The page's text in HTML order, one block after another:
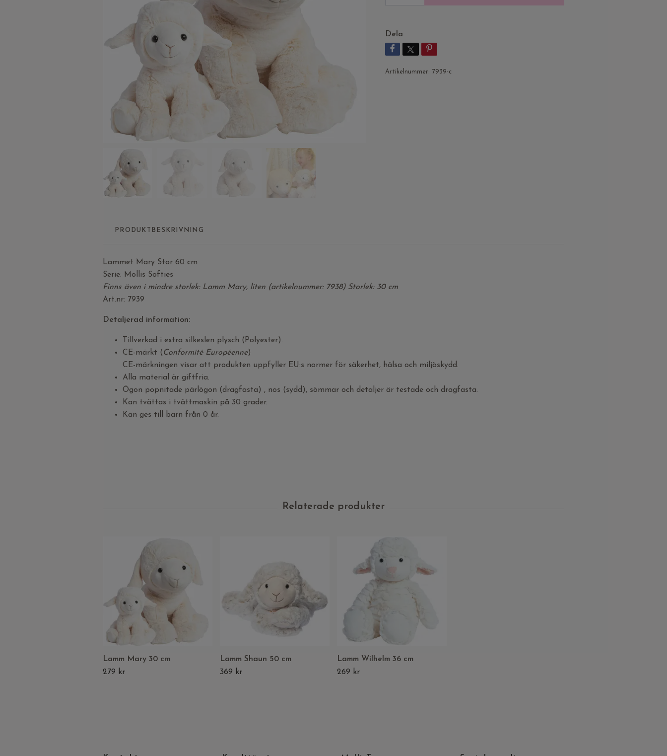
Dela
Artikelnummer: 7939-c
PRODUKTBESKRIVNING
Lammet Mary Stor 60 cm
Serie: Mollis Softies
Finns även i mindre storlek: Lamm Mary, liten (artikelnummer: 7938) Storlek: 30 cm
Art.nr: 7939
Detaljerad information:
Tillverkad i extra silkeslen plysch (Polyester).
CE-märkt ( Conformité Européenne)
CE-märkningen visar att produkten uppfyller EU:s normer för säkerhet, hälsa och miljöskydd.
Alla material är giftfria.
Ögon popnitade pärlögon (dragfasta) , nos (sydd), sömmar och detaljer är testade och dragfasta.
Kan tvättas i tvättmaskin på 30 grader.
Kan ges till barn från 0 år.
Lamm Mary 30 cm
279 kr
Lamm Shaun 50 cm
369 kr
Lamm Wilhelm 36 cm
269 kr